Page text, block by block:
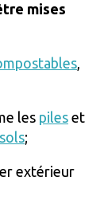
mises
,
les piles et
;
extérieur